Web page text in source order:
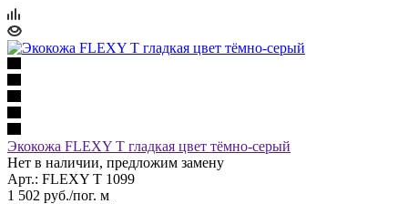
Экокожа FLEXY T гладкая цвет тёмно-серый
Нет в наличии, предложим замену
Арт.: FLEXY T 1099
1 502 руб./пог. м